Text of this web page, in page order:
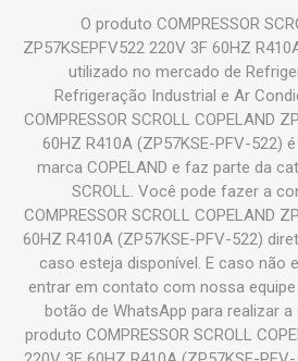
O produto COMPRESSOR
ZP57KSEPFV522 220V 3F 60HZ
utilizado no mercado de
Refrigeração Industrial e Ar
COMPRESSOR SCROLL COPELAND
60HZ R410A (ZP57KSE-PFV-522)
marca COPELAND e faz parte da
SCROLL. Você pode fazer a
COMPRESSOR SCROLL COPELAND
60HZ R410A (ZP57KSE-PFV-522)
caso esteja disponível. E caso não
entrar em contato com nossa
botão de WhatsApp para realizar
produto COMPRESSOR SCROLL